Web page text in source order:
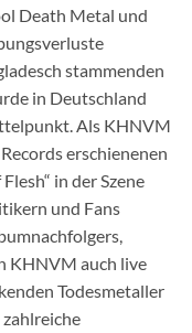
Death Metal und
stammenden
in Deutschland
Als KHNVM
erschienenen
in der Szene
und Fans
KHNVM auch live
Todesmetaller